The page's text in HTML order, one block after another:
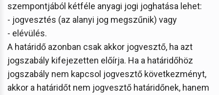
szempontjából kétféle anyagi jogi joghatása lehet:
- jogvesztés (az alanyi jog megszűnik) vagy
- elévülés.
A határidő azonban csak akkor jogvesztő, ha azt
jogszabály kifejezetten előírja. Ha a határidőhöz
jogszabály nem kapcsol jogvesztő következményt,
akkor a határidőt nem jogvesztő határidőnek, hanem